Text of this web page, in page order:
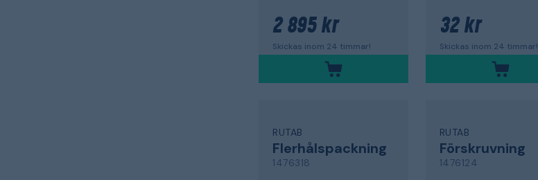
2 895 kr
Skickas inom 24 timmar!
32 kr
Skickas inom 24 timmar!
RUTAB
Flerhålspackning
1476318
RUTAB
Förskruvning
1476124